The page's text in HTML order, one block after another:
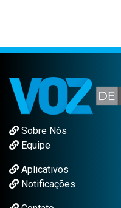
Sobre Nós
Equipe
Aplicativos
Notificações